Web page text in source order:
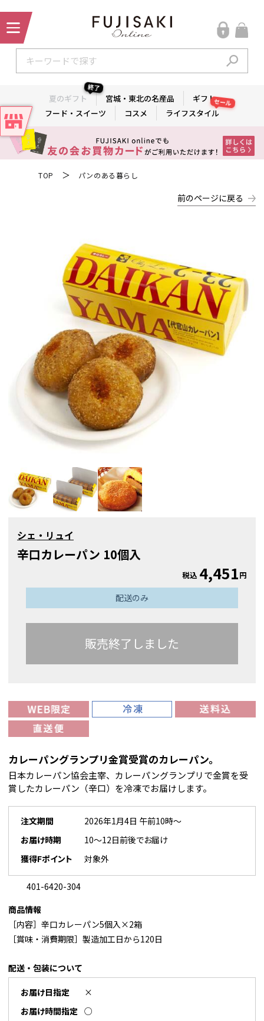
夏のギフト
終了
宮城・東北の名産品
ギフト
フード・スイーツ
コスメ ライフスタイル
セール
TOP ＞ パンのある暮らし
前のページに戻る
シェ・リュイ
辛口カレーパン 10個入
税込 4,451円
配送のみ
販売終了しました
カレーパングランプリ金賞受賞のカレーパン。
日本カレーパン協会主宰、カレーパングランプリで金賞を受
賞したカレーパン（辛口）を冷凍でお届けします。
注文期間
2026年1月4日 午前10時～
お届け時期
10～12日前後でお届け
獲得Fポイント
対象外
401-6420-304
商品情報
［内容］辛口カレーパン5個入×2箱
［賞味・消費期限］製造加工日から120日
配送・包装について
お届け日指定
×
お届け時間指定 ○